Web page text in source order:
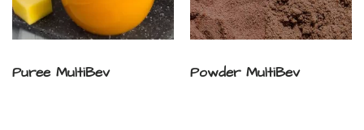
Puree MultiBev Powder MultiBev